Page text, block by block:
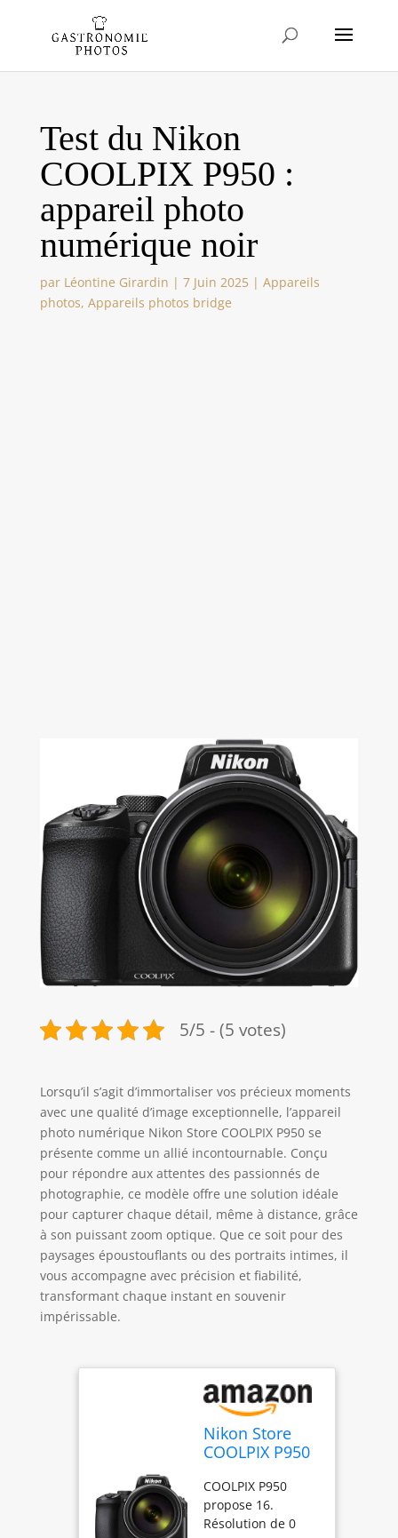
Test du Nikon
COOLPIX P950 :
appareil photo
numérique noir
par Léontine Girardin | 7 Juin 2025| Appareils
photos, Appareils photos bridge
5/5 - (5 votes)
Lorsqu’il s’agit d’immortaliser vos précieux moments
avec une qualité d’image exceptionnelle, l’appareil
photo numérique Nikon Store COOLPIX P950 se
présente comme un allié incontournable. Conçu
pour répondre aux attentes des passionnés de
photographie, ce modèle offre une solution idéale
pour capturer chaque détail, même à distance, grâce
à son puissant zoom optique. Que ce soit pour des
paysages époustouflants ou des portraits intimes, il
vous accompagne avec précision et fiabilité,
transformant chaque instant en souvenir
impérissable.
Nikon Store
COOLPIX P950
numérique
Noir
COOLPIX P950
propose 16.
Résolution de 0